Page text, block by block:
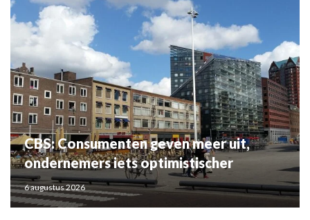
CBS: Consumenten geven meer uit,
ondernemers iets optimistischer
6 augustus 2026